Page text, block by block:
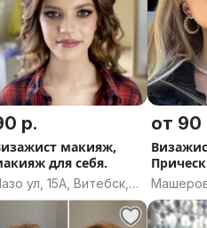
сельсовет, Минский
район, Минская
область
р.
макияж,
для себя.
ул, 15А, Витебск,
область
от 90
Минск